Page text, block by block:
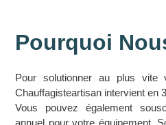
Pourquoi
Pour solutionner au plus vite
Chauffagisteartisan intervient en
Vous pouvez également
annuel pour votre équipement.